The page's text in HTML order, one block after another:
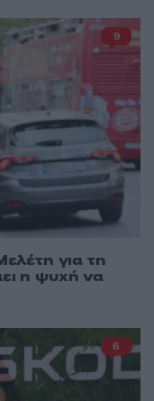
για τη
η ψυχή να
9
6